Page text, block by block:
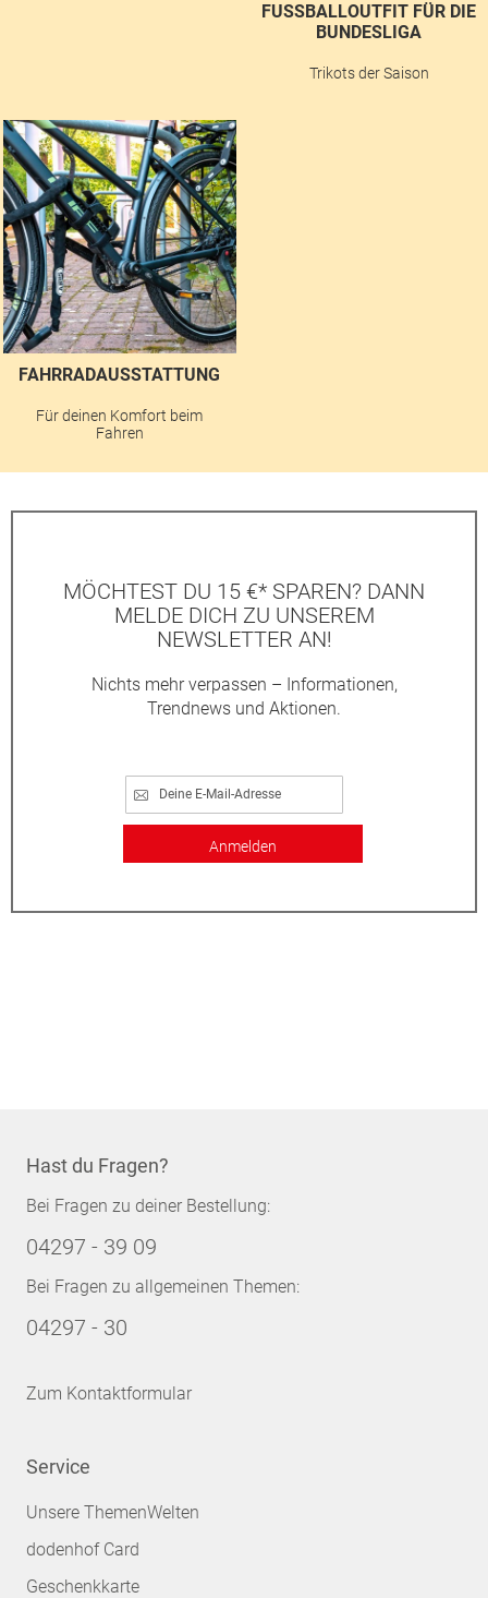
FUSSBALLOUTFIT FÜR DIE B
UNDESLIGA
Trikots der Saison
FAHRRADAUSSTATTUNG
Für deinen Komfort beim
Fahren
MÖCHTEST DU 15 €* SPAREN? DANN
MELDE DICH ZU UNSEREM
NEWSLETTER AN!
Nichts mehr verpassen – Informationen,
Trendnews und Aktionen.
Anmelden
Hast du Fragen?
Bei Fragen zu deiner Bestellung:
04297 - 39 09
Bei Fragen zu allgemeinen Themen:
04297 - 30
Zum Kontaktformular
Service
Unsere ThemenWelten
dodenhof Card
Geschenkkarte